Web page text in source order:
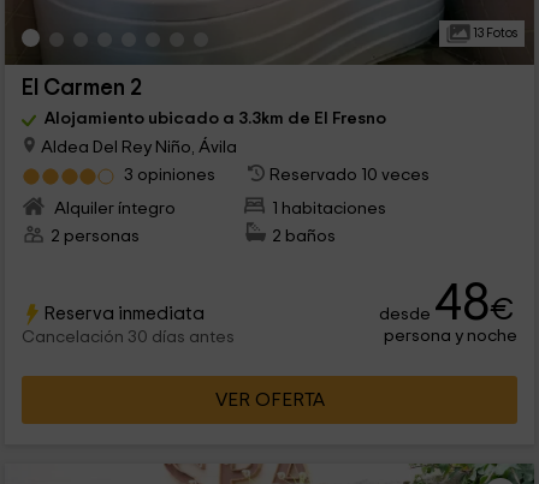
13 Fotos
El Carmen 2
Alojamiento ubicado a 3.3km de El Fresno
Aldea Del Rey Niño, Ávila
3 opiniones
Reservado 10 veces
Alquiler íntegro
1 habitaciones
2 personas
2 baños
Reserva inmediata
Cancelación 30 días antes
desde 48€
persona y noche
VER OFERTA